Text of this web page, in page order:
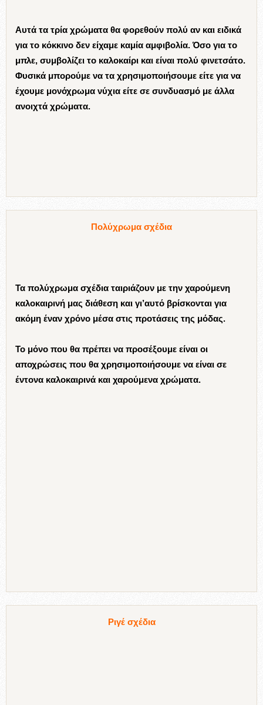
Αυτά τα τρία χρώματα θα φορεθούν πολύ αν και ειδικά
για το κόκκινο δεν είχαμε καμία αμφιβολία. Όσο για το
μπλε, συμβολίζει το καλοκαίρι και είναι πολύ φινετσάτο.
Φυσικά μπορούμε να τα χρησιμοποιήσουμε είτε για να
έχουμε μονόχρωμα νύχια είτε σε συνδυασμό με άλλα
ανοιχτά χρώματα.
Πολύχρωμα σχέδια
Τα πολύχρωμα σχέδια ταιριάζουν με την χαρούμενη
καλοκαιρινή μας διάθεση και γι’αυτό βρίσκονται για
ακόμη έναν χρόνο μέσα στις προτάσεις της μόδας.
Το μόνο που θα πρέπει να προσέξουμε είναι οι
αποχρώσεις που θα χρησιμοποιήσουμε να είναι σε
έντονα καλοκαιρινά και χαρούμενα χρώματα.
Ριγέ σχέδια